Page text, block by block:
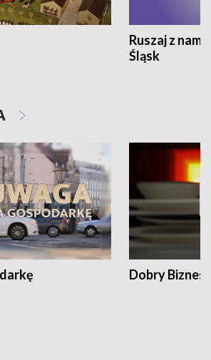
Ruszaj z
Śląsk
Dobry Biznes